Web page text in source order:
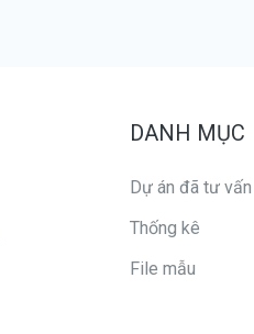
DANH MỤC
Dự án đã tư vấn
Thống kê
File mẫu